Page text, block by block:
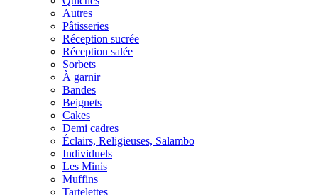
Autres
Pâtisseries
Réception sucrée
Réception salée
Sorbets
À garnir
Bandes
Beignets
Cakes
Demi cadres
Éclairs, Religieuses, Salambo
Individuels
Les Minis
Muffins
Tartelettes